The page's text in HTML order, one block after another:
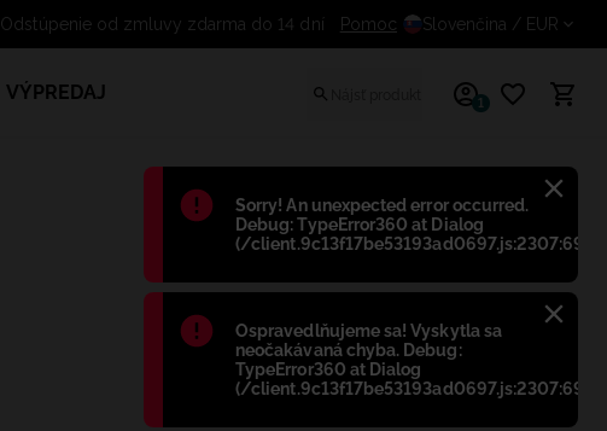
Błąd:
Sorry! An unexpected error occurred.
Debug: TypeError360 at Dialog
(/client.9c13f17be53193ad0697.js:2307:698)
Błąd:
Ospravedlňujeme sa! Vyskytla sa
neočakávaná chyba. Debug:
TypeError360 at Dialog
(/client.9c13f17be53193ad0697.js:2307:698)
Odstúpenie od zmluvy zdarma do 14 dní Pomoc Slovenčina / EUR
VÝPREDAJ 1